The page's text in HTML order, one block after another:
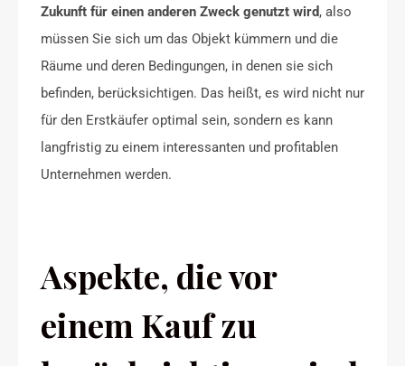
Zukunft für einen anderen Zweck genutzt wird, also
müssen Sie sich um das Objekt kümmern und die
Räume und deren Bedingungen, in denen sie sich
befinden, berücksichtigen. Das heißt, es wird nicht nur
für den Erstkäufer optimal sein, sondern es kann
langfristig zu einem interessanten und profitablen
Unternehmen werden.
Aspekte, die vor
einem Kauf zu